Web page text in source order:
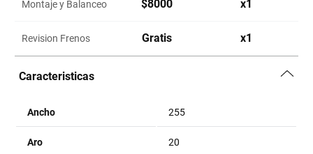
Montaje y Balanceo $8000 x1
Revision Frenos Gratis x1
Caracteristicas
Ancho 255
Aro 20